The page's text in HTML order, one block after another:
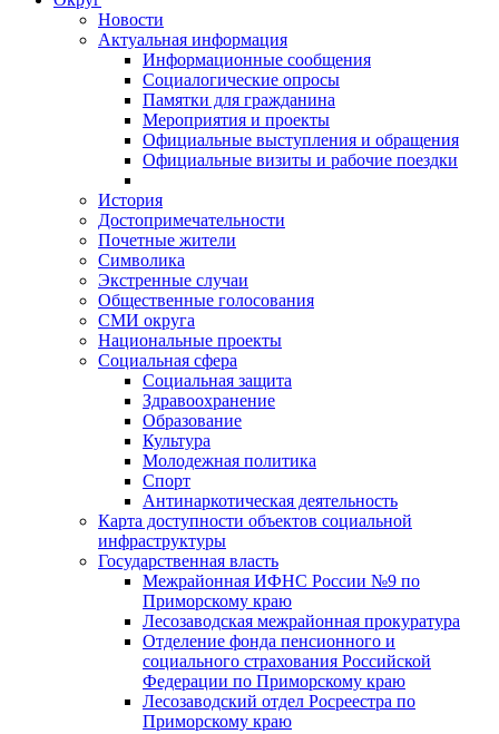
Новости
Актуальная информация
Информационные сообщения
Социалогические опросы
Памятки для гражданина
Мероприятия и проекты
Официальные выступления и обращения
Официальные визиты и рабочие поездки
История
Достопримечательности
Почетные жители
Символика
Экстренные случаи
Общественные голосования
СМИ округа
Национальные проекты
Социальная сфера
Социальная защита
Здравоохранение
Образование
Культура
Молодежная политика
Спорт
Антинаркотическая деятельность
Карта доступности объектов социальной
инфраструктуры
Государственная власть
Межрайонная ИФНС России №9 по
Приморскому краю
Лесозаводская межрайонная прокуратура
Отделение фонда пенсионного и
социального страхования Российской
Федерации по Приморскому краю
Лесозаводский отдел Росреестра по
Приморскому краю